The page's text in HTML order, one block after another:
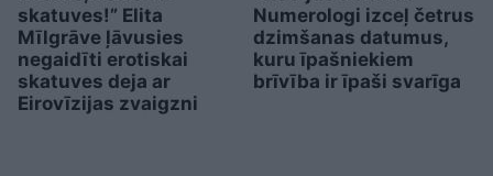
skatuves!” Elita
Mīlgrāve ļāvusies
negaidīti erotiskai
skatuves deja ar
Eirovīzijas zvaigzni
Numerologi izceļ četrus
dzimšanas datumus,
kuru īpašniekiem
brīvība ir īpaši svarīga